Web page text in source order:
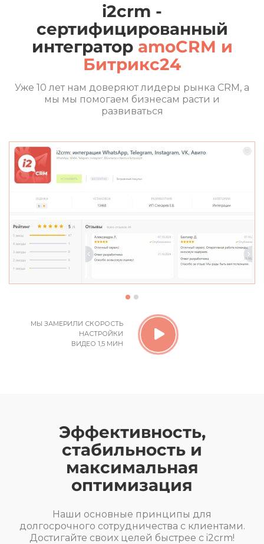
i2crm -
сертифицированный
интегратор amoCRM и
Битрикс24
Уже 10 лет нам доверяют лидеры рынка CRM, а
мы мы помогаем бизнесам расти и
развиваться
МЫ ЗАМЕРИЛИ СКОРОСТЬ
НАСТРОЙКИ
ВИДЕО 1,5 МИН
Эффективность,
стабильность и
максимальная
оптимизация
Наши основные принципы для
долгосрочного сотрудничества с клиентами.
Достигайте своих целей быстрее с i2crm!